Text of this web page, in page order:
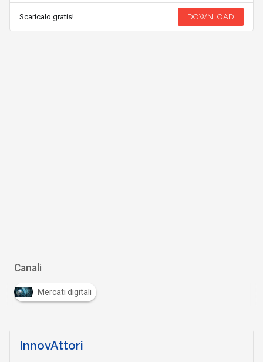
Scaricalo gratis! DOWNLOAD
Canali
Mercati digitali
InnovAttori